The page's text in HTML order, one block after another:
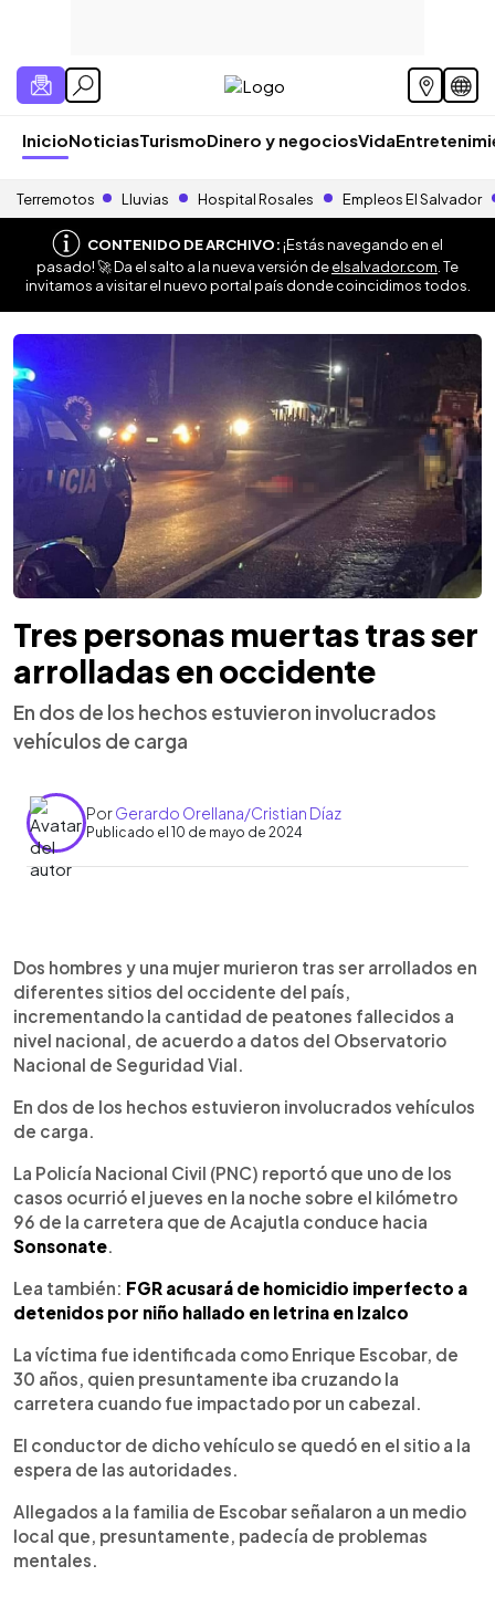
InicioNoticiasTurismoDinero y negociosVida
Terremotos Lluvias Hospital Rosales Empleos El Salvador
CONTENIDO DE ARCHIVO:¡Estás navegando en el
pasado! 🚀 Da el salto a la nueva versión deelsalvador.com . Te
invitamos a visitar el nuevo portal país donde coincidimos todos.
Tres personas muertas tras ser
arrolladas en occidente
En dos de los hechos estuvieron involucrados
vehículos de carga
PorGerardo Orellana/Cristian Díaz
Publicado el 10 de mayo de 2024
Escuchar artículo
Dos hombres y una mujer murieron tras ser arrollados en
diferentes sitios del occidente del país,
incrementando la cantidad de peatones fallecidos a
nivel nacional, de acuerdo a datos del Observatorio
Nacional de Seguridad Vial.
En dos de los hechos estuvieron involucrados vehículos
de carga.
La Policía Nacional Civil (PNC) reportó que uno de los
casos ocurrió el jueves en la noche sobre el kilómetro
96 de la carretera que de Acajutla conduce hacia
Sonsonate
Lea también: FGR acusará de homicidio imperfecto a
detenidos por niño hallado en letrina en Izalco
La víctima fue identificada como Enrique Escobar, de
30 años, quien presuntamente iba cruzando la
carretera cuando fue impactado por un cabezal.
El conductor de dicho vehículo se quedó en el sitio a la
espera de las autoridades.
Allegados a la familia de Escobar señalaron a un medio
local que, presuntamente, padecía de problemas
mentales.